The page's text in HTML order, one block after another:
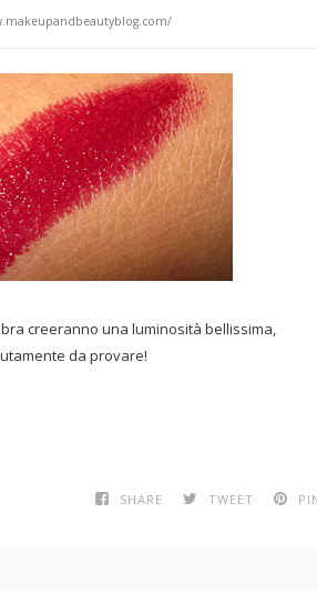
creeranno una luminosità bellissima,
da provare!
SHARE TWEET